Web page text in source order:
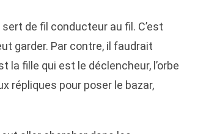
de fil conducteur au fil. C’est
garder. Par contre, il faudrait
la fille qui est le déclencheur, l’orbe
répliques pour poser le bazar,